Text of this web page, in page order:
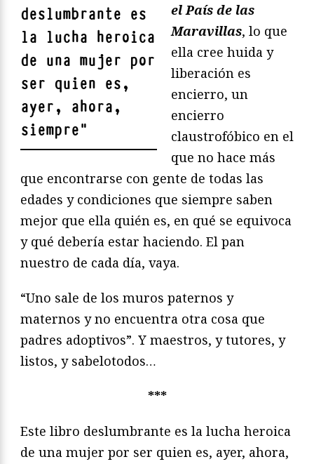
deslumbrante es
la lucha heroica
de una mujer por
ser quien es,
ayer, ahora,
siempre"
el País de las
Maravillas, lo que
ella cree huida y
liberación es
encierro, un
encierro
claustrofóbico en el
que no hace más
que encontrarse con gente de todas las
edades y condiciones que siempre saben
mejor que ella quién es, en qué se equivoca
y qué debería estar haciendo. El pan
nuestro de cada día, vaya.
“Uno sale de los muros paternos y
maternos y no encuentra otra cosa que
padres adoptivos”. Y maestros, y tutores, y
listos, y sabelotodos…
***
Este libro deslumbrante es la lucha heroica
de una mujer por ser quien es, ayer, ahora,